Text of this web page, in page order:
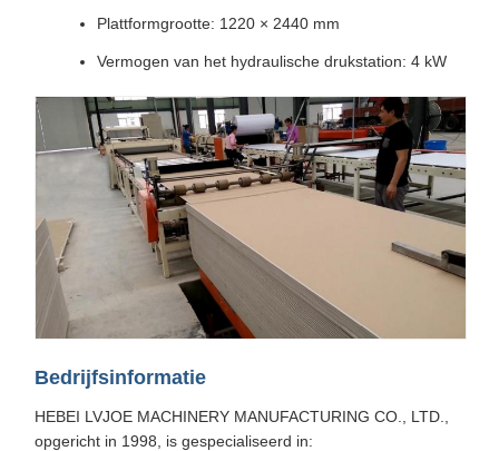
Plattformgrootte: 1220 × 2440 mm
Vermogen van het hydraulische drukstation: 4 kW
Bedrijfsinformatie
HEBEI LVJOE MACHINERY MANUFACTURING CO., LTD.,
opgericht in 1998, is gespecialiseerd in: